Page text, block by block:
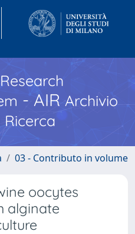
- AIR Archivio
03 - Contributo in volume
oocytes
alginate